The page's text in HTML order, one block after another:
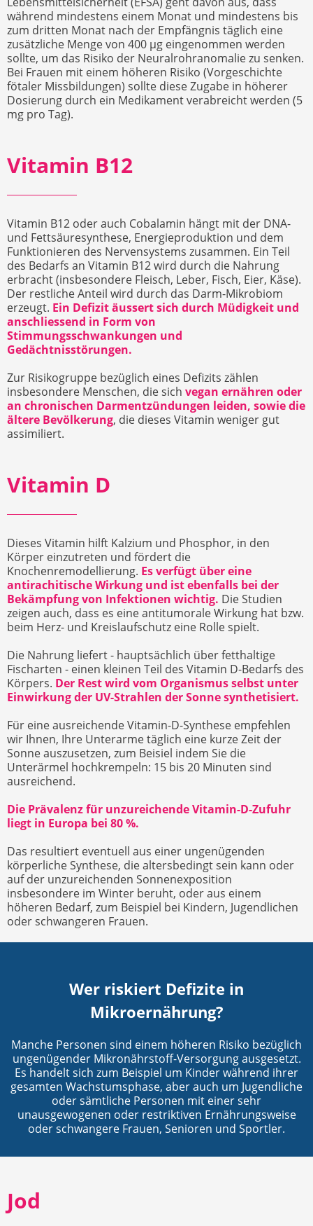
während mindestens einem Monat und mindestens bis
zum dritten Monat nach der Empfängnis täglich eine
zusätzliche Menge von 400 µg eingenommen werden
sollte, um das Risiko der Neuralrohranomalie zu senken.
Bei Frauen mit einem höheren Risiko (Vorgeschichte
fötaler Missbildungen) sollte diese Zugabe in höherer
Dosierung durch ein Medikament verabreicht werden (5
mg pro Tag).
Vitamin B12
Vitamin B12 oder auch Cobalamin hängt mit der DNA-
und Fettsäuresynthese, Energieproduktion und dem
Funktionieren des Nervensystems zusammen. Ein Teil
des Bedarfs an Vitamin B12 wird durch die Nahrung
erbracht (insbesondere Fleisch, Leber, Fisch, Eier, Käse).
Der restliche Anteil wird durch das Darm-Mikrobiom
erzeugt. Ein Defizit äussert sich durch Müdigkeit und
anschliessend in Form von
Stimmungsschwankungen und
Gedächtnisstörungen.
Zur Risikogruppe bezüglich eines Defizits zählen
insbesondere Menschen, die sich vegan ernähren oder
an chronischen Darmentzündungen leiden, sowie die
ältere Bevölkerung, die dieses Vitamin weniger gut
assimiliert.
Vitamin D
Dieses Vitamin hilft Kalzium und Phosphor, in den
Körper einzutreten und fördert die
Knochenremodellierung. Es verfügt über eine
antirachitische Wirkung und ist ebenfalls bei der
Bekämpfung von Infektionen wichtig. Die Studien
zeigen auch, dass es eine antitumorale Wirkung hat bzw.
beim Herz- und Kreislaufschutz eine Rolle spielt.
Die Nahrung liefert - hauptsächlich über fetthaltige
Fischarten - einen kleinen Teil des Vitamin D-Bedarfs des
Körpers. Der Rest wird vom Organismus selbst unter
Einwirkung der UV-Strahlen der Sonne synthetisiert.
Für eine ausreichende Vitamin-D-Synthese empfehlen
wir Ihnen, Ihre Unterarme täglich eine kurze Zeit der
Sonne auszusetzen, zum Beisiel indem Sie die
Unterärmel hochkrempeln: 15 bis 20 Minuten sind
ausreichend.
Die Prävalenz für unzureichende Vitamin-D-Zufuhr
liegt in Europa bei 80 %.
Das resultiert eventuell aus einer ungenügenden
körperliche Synthese, die altersbedingt sein kann oder
auf der unzureichenden Sonnenexposition
insbesondere im Winter beruht, oder aus einem
höheren Bedarf, zum Beispiel bei Kindern, Jugendlichen
oder schwangeren Frauen.
Wer riskiert Defizite in
Mikroernährung?
Manche Personen sind einem höheren Risiko bezüglich
ungenügender Mikronährstoff-Versorgung ausgesetzt.
Es handelt sich zum Beispiel um Kinder während ihrer
gesamten Wachstumsphase, aber auch um Jugendliche
oder sämtliche Personen mit einer sehr
unausgewogenen oder restriktiven Ernährungsweise
oder schwangere Frauen, Senioren und Sportler.
Jod